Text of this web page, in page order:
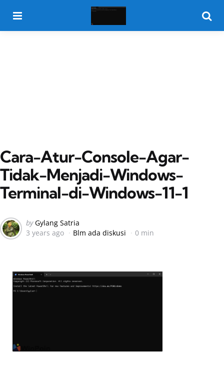
Cara-Atur-Console-Agar-
Tidak-Menjadi-Windows-
Terminal-di-Windows-11-1
Posted
by
by Gylang Satria
3 years ago
Blm ada diskusi 0 min